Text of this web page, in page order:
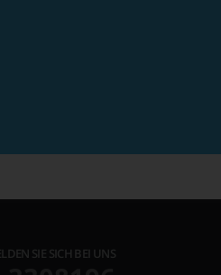
SIE SICH BEI UNS